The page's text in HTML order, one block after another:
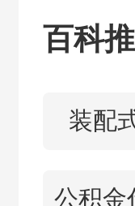
不只
除了
百科
装配